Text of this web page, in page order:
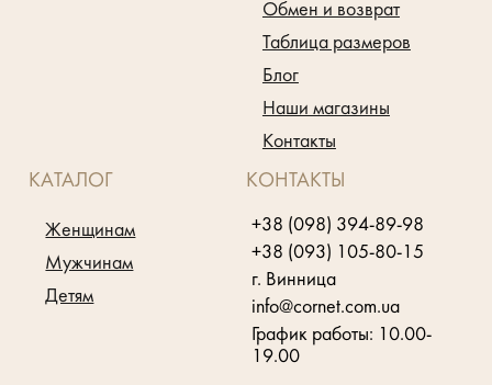
Обмен и возврат
Таблица размеров
Блог
Наши магазины
Контакты
КАТАЛОГ
Женщинам
Мужчинам
Детям
КОНТАКТЫ
+38 (098) 394-89-98
+38 (093) 105-80-15
г. Винница
info@cornet.com.ua
График работы: 10.00-
19.00